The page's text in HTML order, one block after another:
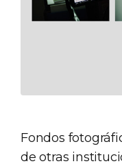
Fondos
de otras